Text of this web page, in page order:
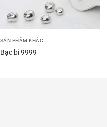
SẢN PHẨM KHÁC
Bạc bi 9999